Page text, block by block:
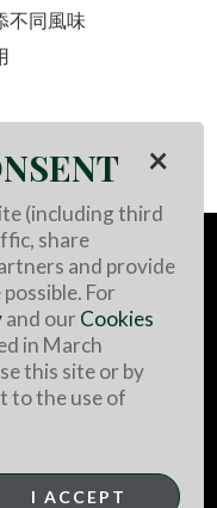
不同風味
×
(including third
share
and provide
For
and ourCookies
in March
this site or by
to the use of
I ACCEPT